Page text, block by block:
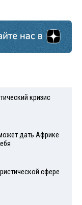
кризис
дать Африке
сфере